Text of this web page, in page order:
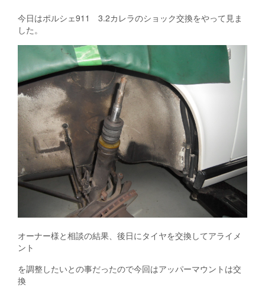
今日はポルシェ911 3.2カレラのショック交換をやって見ま
した。
オーナー様と相談の結果、後日にタイヤを交換してアライメ
ント
を調整したいとの事だったので今回はアッパーマウントは交
換